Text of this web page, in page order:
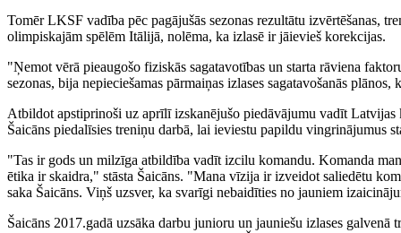
Tomēr LKSF vadība pēc pagājušās sezonas rezultātu izvērtēšanas,
olimpiskajām spēlēm Itālijā, nolēma, ka izlasē ir jāievieš korekcijas.
"Ņemot vērā pieaugošo fiziskās sagatavotības un starta rāviena
sezonas, bija nepieciešamas pārmaiņas izlases sagatavošanās
Atbildot apstiprinoši uz aprīlī izskanējušo piedāvājumu vadīt Latvijas
Šaicāns piedalīsies treniņu darbā, lai ieviestu papildu vingrinājumus
"Tas ir gods un milzīga atbildība vadīt izcilu komandu. Komanda
ētika ir skaidra," stāsta Šaicāns. "Mana vīzija ir izveidot saliedētu
saka Šaicāns. Viņš uzsver, ka svarīgi nebaidīties no jauniem
Šaicāns 2017.gadā uzsāka darbu junioru un jauniešu izlases galvenā